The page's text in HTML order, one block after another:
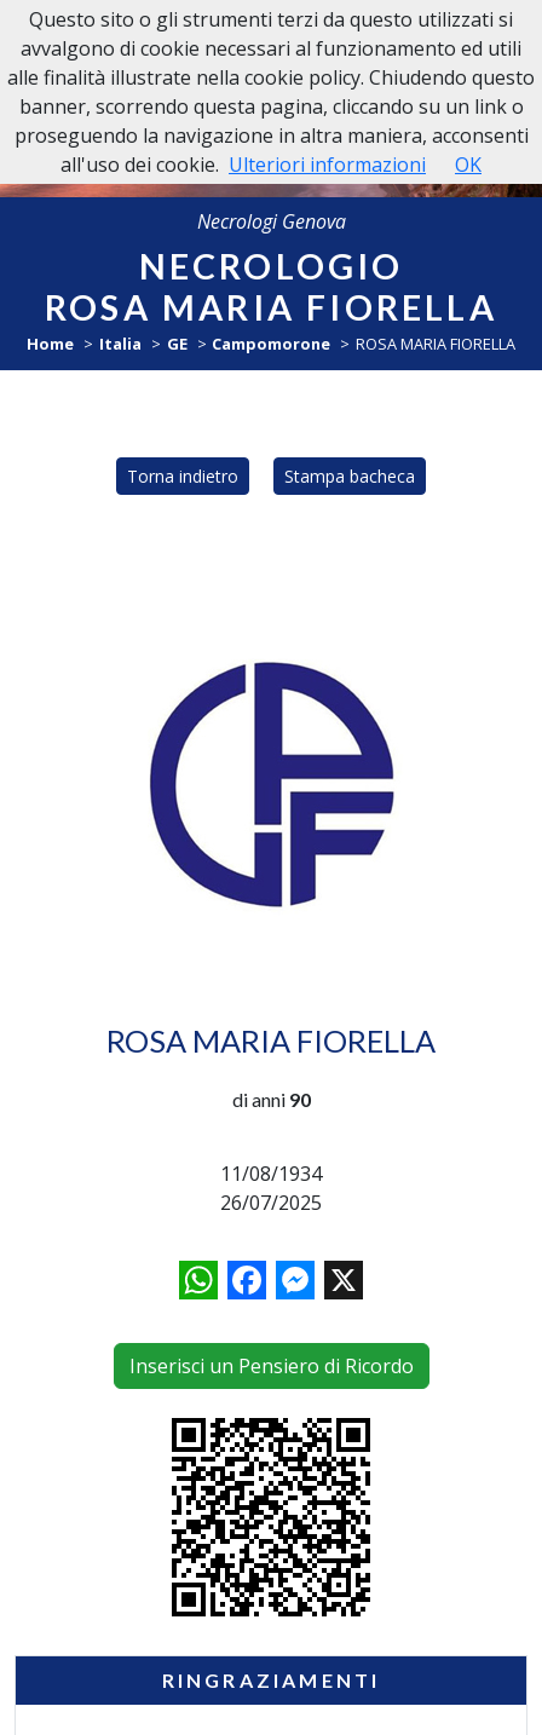
NECROLOGI GENOVA
Necrologi Genova
NECROLOGIO
ROSA MARIA FIORELLA
Home Italia GE Campomorone ROSA MARIA FIORELLA
Torna indietro Stampa bacheca
ROSA MARIA FIORELLA
di anni 90
11/08/1934
26/07/2025
WhatsAppFacebookMessenger
X
Inserisci un Pensiero di Ricordo
RINGRAZIAMENTI
Questo sito o gli strumenti terzi da questo utilizzati si
avvalgono di cookie necessari al funzionamento ed utili
alle finalità illustrate nella cookie policy. Chiudendo questo
banner, scorrendo questa pagina, cliccando su un link o
proseguendo la navigazione in altra maniera, acconsenti
all'uso dei cookie. Ulteriori informazioni OK